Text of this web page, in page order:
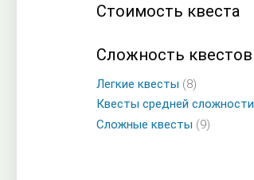
Стоимость квеста
Сложность квестов
Легкие квесты (8)
Квесты средней сложности
Сложные квесты (9)